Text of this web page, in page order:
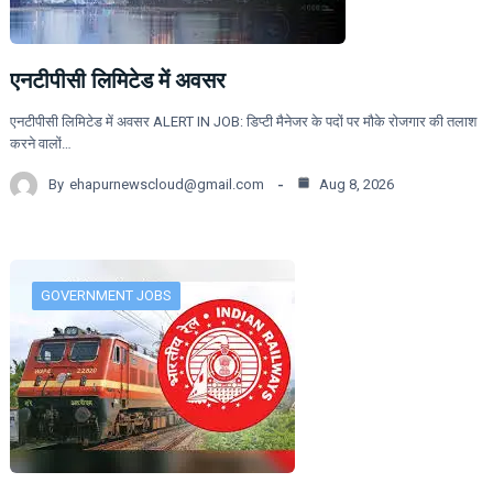
एनटीपीसी लिमिटेड में अवसर
एनटीपीसी लिमिटेड में अवसर ALERT IN JOB: डिप्टी मैनेजर के पदों पर मौके रोजगार की तलाश
करने वालों…
By ehapurnewscloud@gmail.com Aug 8, 2026
GOVERNMENT JOBS